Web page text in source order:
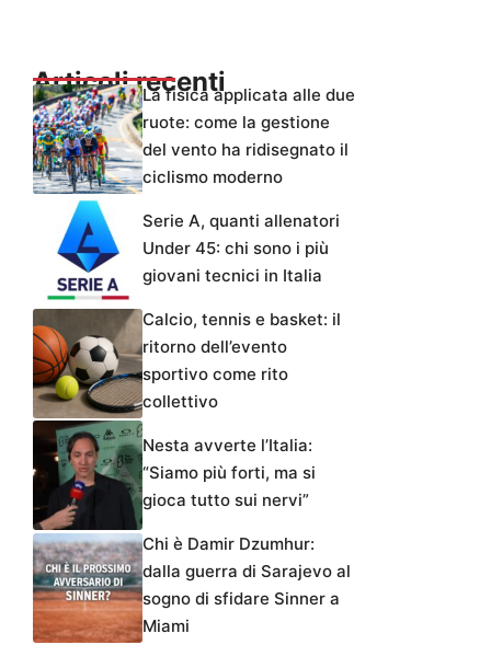
Articoli recentiLa fisica applicata alle due
ruote: come la gestione
del vento ha ridisegnato il
ciclismo moderno
Serie A, quanti allenatori
Under 45: chi sono i più
giovani tecnici in Italia
Calcio, tennis e basket: il
ritorno dell’evento
sportivo come rito
collettivo
Nesta avverte l’Italia:
“Siamo più forti, ma si
gioca tutto sui nervi”
Chi è Damir Dzumhur:
dalla guerra di Sarajevo al
sogno di sfidare Sinner a
Miami